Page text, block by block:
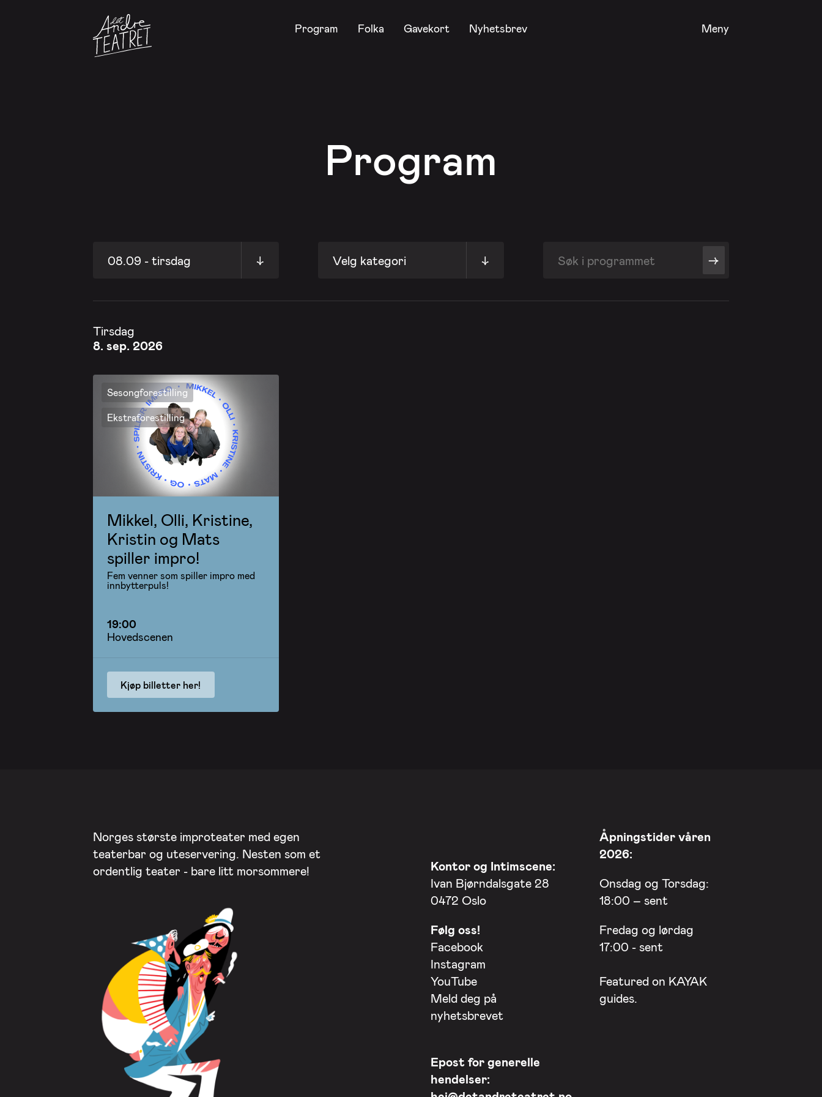
Program Folka Gavekort Nyhetsbrev Meny
Program
08.09 - tirsdag ↓ Velg kategori ↓ ->
Tirsdag
8. sep. 2026
Sesongforestilling
Ekstraforestilling
Mikkel, Olli, Kristine,
Kristin og Mats
spiller impro!
Fem venner som spiller impro med
innbytterpuls!
19:00
Hovedscenen
Kjøp billetter her!
Norges største improteater med egen
teaterbar og uteservering. Nesten som et
ordentlig teater - bare litt morsommere!
Kontor og Intimscene:
Ivan Bjørndalsgate 28
0472 Oslo
Følg oss!
Facebook
Instagram
YouTube
Meld deg på
nyhetsbrevet
Epost for generelle
hendelser:
Åpningstider våren
2026:
Onsdag og Torsdag:
18:00 – sent
Fredag og lørdag
17:00 - sent
Featured on KAYAK
guides.